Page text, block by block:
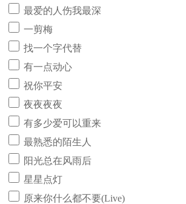
最爱的人伤我最深
一剪梅
找一个字代替
有一点动心
祝你平安
夜夜夜夜
有多少爱可以重来
最熟悉的陌生人
阳光总在风雨后
星星点灯
原来你什么都不要(Live)